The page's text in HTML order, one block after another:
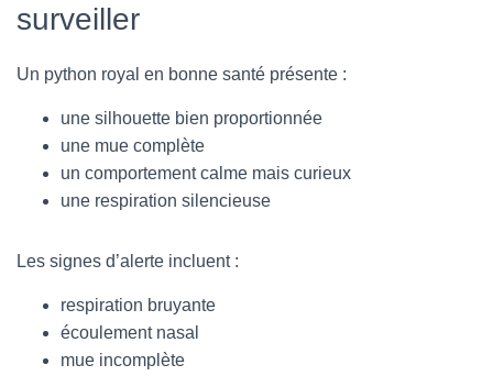
surveiller
Un python royal en bonne santé présente :
une silhouette bien proportionnée
une mue complète
un comportement calme mais curieux
une respiration silencieuse
Les signes d’alerte incluent :
respiration bruyante
écoulement nasal
mue incomplète